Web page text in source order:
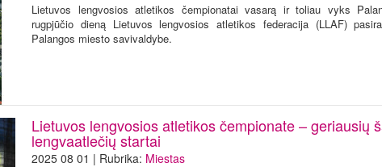
Lietuvos lengvosios atletikos čempionatai vasarą ir toliau vyks
rugpjūčio dieną Lietuvos lengvosios atletikos federacija (LLAF)
Palangos miesto savivaldybe.
Lietuvos lengvosios atletikos čempionate – geriausių
lengvaatlečių startai
2025 08 01 | Rubrika: Miestas